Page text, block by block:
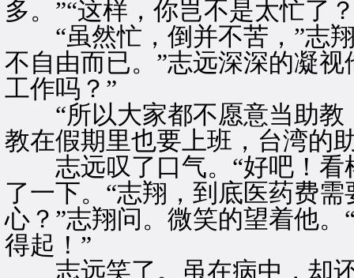
多。”“这样，你岂不是太忙了
“虽然忙，倒并不苦，”志翔
不自由而已。”志远深深的凝
工作吗？”
“所以大家都不愿意当助教
教在假期里也要上班，台湾的
志远叹了口气。“好吧！看
了一下。“志翔，到底医药费
心？”志翔问。微笑的望着他
得起！”
志远笑了。虽在病中，却